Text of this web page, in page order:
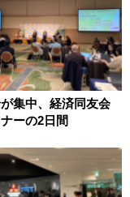
集中、経済同友会
ーの2日間